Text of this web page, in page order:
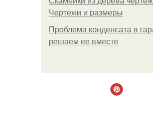
Чертежи и размеры
Проблема конденсата в
решаем ее вместе